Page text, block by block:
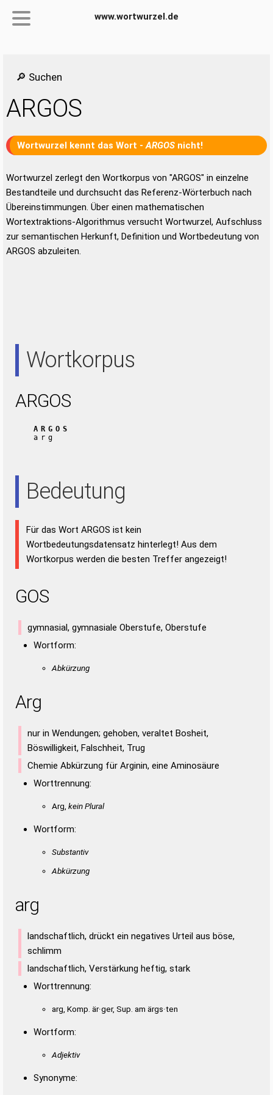
www.wortwurzel.de
🔎 Suchen
ARGOS
Wortwurzel kennt das Wort -ARGOS nicht!
Wortwurzel zerlegt den Wortkorpus von "ARGOS" in einzelne
Bestandteile und durchsucht das Referenz-Wörterbuch nach
Übereinstimmungen. Über einen mathematischen
Wortextraktions-Algorithmus versucht Wortwurzel, Aufschluss
zur semantischen Herkunft, Definition und Wortbedeutung von
ARGOS abzuleiten.
Wortkorpus
ARGOS
ARGOS
arg
Bedeutung
Für das Wort ARGOS ist kein
Wortbedeutungsdatensatz hinterlegt! Aus dem
Wortkorpus werden die besten Treffer angezeigt!
GOS
gymnasial, gymnasiale Oberstufe, Oberstufe
Wortform:
Abkürzung
Arg
nur in Wendungen; gehoben, veraltet Bosheit,
Böswilligkeit, Falschheit, Trug
Chemie Abkürzung für Arginin, eine Aminosäure
Worttrennung:
Arg, kein Plural
Wortform:
Substantiv
Abkürzung
arg
landschaftlich, drückt ein negatives Urteil aus böse,
schlimm
landschaftlich, Verstärkung heftig, stark
Worttrennung:
arg, Komp. är·ger, Sup. am ärgs·ten
Wortform:
Adjektiv
Synonyme: